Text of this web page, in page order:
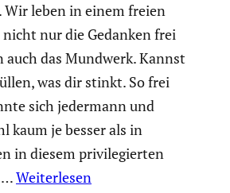
Wir leben in einem freien
nur die Gedanken frei
auch das Mundwerk. Kannst
was dir stinkt. So frei
sich jedermann und
kaum je besser als in
in diesem privi­le­gierten
Weiterlesen